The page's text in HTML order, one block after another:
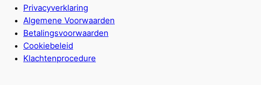
Privacyverklaring
Algemene Voorwaarden
Betalingsvoorwaarden
Cookiebeleid
Klachtenprocedure